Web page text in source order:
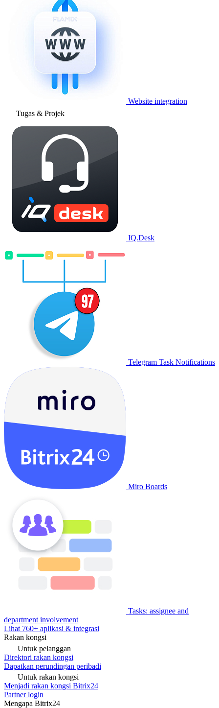
Website integration
Tugas & Projek
IQ.Desk
Telegram Task Notifications
Miro Boards
Tasks: assignee and
department involvement
Lihat 760+ aplikasi & integrasi
Rakan kongsi
Untuk pelanggan
Direktori rakan kongsi
Dapatkan perundingan peribadi
Untuk rakan kongsi
Menjadi rakan kongsi Bitrix24
Partner login
Mengapa Bitrix24